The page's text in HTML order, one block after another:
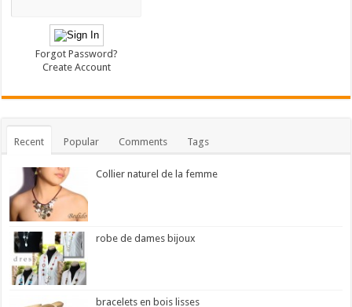
Forgot Password?
Create Account
Recent Popular Comments Tags
Collier naturel de la femme
robe de dames bijoux
bracelets en bois lisses